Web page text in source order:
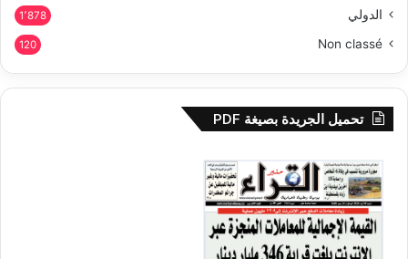
الدولي 1٬878
Non classé
120
تحميل الجريدة بصيغة PDF